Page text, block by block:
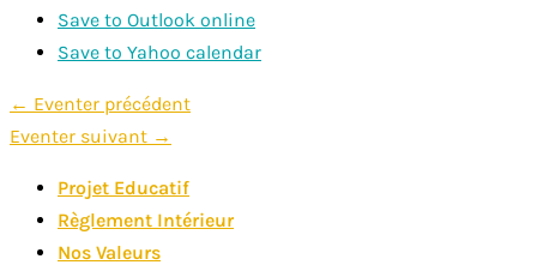
Save to Outlook online
Save to Yahoo calendar
Navigation
de
l’article
← Eventer précédent
Eventer suivant →
Projet Educatif
Règlement Intérieur
Nos Valeurs